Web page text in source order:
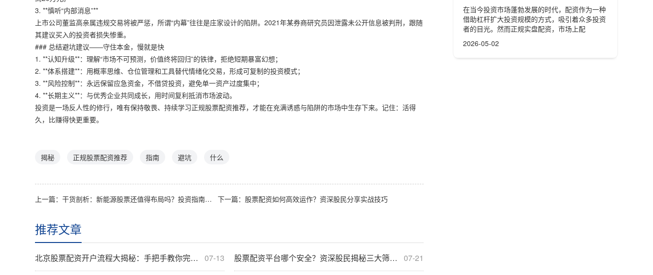
3. **慎听“内部消息”**
上市公司董监高亲属违规交易将被严惩，所谓“内幕”往往是庄家设计的陷阱。2021年某券商研究员因泄露未公开信息被判刑，跟随
其建议买入的投资者损失惨重。
### 总结避坑建议——守住本金，慢就是快
1. **认知升级**：理解“市场不可预测，价值终将回归”的铁律，拒绝短期暴富幻想；
2. **体系搭建**：用概率思维、仓位管理和工具替代情绪化交易，形成可复制的投资模式；
3. **风险控制**：永远保留应急资金，不借贷投资，避免单一资产过度集中；
4. **长期主义**：与优秀企业共同成长，用时间复利抵消市场波动。
投资是一场反人性的修行，唯有保持敬畏、持续学习正规股票配资推荐，才能在充满诱惑与陷阱的市场中生存下来。记住：活得
久，比赚得快更重要。
揭秘 正规股票配资推荐 指南 避坑 什么
上一篇： 干货剖析：新能源股票还值得布局吗？投资指南来了 下一篇： 股票配资如何高效运作？资深股民分享实战技巧
推荐文章
07-13
北京股票配资开户流程大揭秘：手把手教你完成开户 07-21
股票配资平台哪个安全？资深股民揭秘三大筛选法则
在当今投资市场蓬勃发展的时代，配资作为一种
借助杠杆扩大投资规模的方式，吸引着众多投资
者的目光。然而正规实盘配资，市场上配
2026-05-02